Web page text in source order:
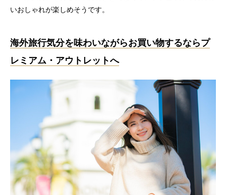
いおしゃれが楽しめそうです。
海外旅行気分を味わいながらお買い物するならプ
レミアム・アウトレットへ